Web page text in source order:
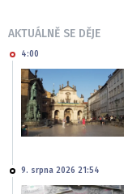
AKTUÁLNĚ SE DĚJE
4:00
9. srpna 2026 21:54